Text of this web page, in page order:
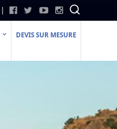
DEVIS SUR MESURE